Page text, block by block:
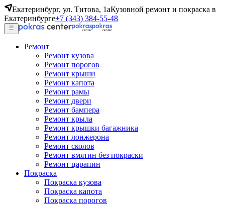
Екатеринбург, ул. Титова, 1аКузовной ремонт и покраска в
Екатеринбурге+7 (343) 384-55-48
Ремонт
Ремонт кузова
Ремонт порогов
Ремонт крыши
Ремонт капота
Ремонт рамы
Ремонт двери
Ремонт бампера
Ремонт крыла
Ремонт крышки багажника
Ремонт лонжерона
Ремонт сколов
Ремонт вмятин без покраски
Ремонт царапин
Покраска
Покраска кузова
Покраска капота
Покраска порогов